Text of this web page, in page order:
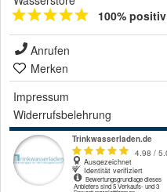
100% positiv
Anrufen
Merken
Impressum
Widerrufsbelehrung